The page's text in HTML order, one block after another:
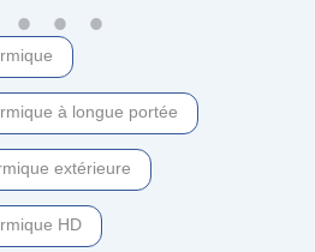
à longue portée
extérieure
HD